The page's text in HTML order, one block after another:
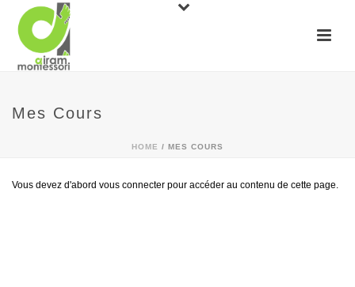
Mes Cours
HOME / MES COURS
Vous devez d'abord vous connecter pour accéder au contenu de cette page.